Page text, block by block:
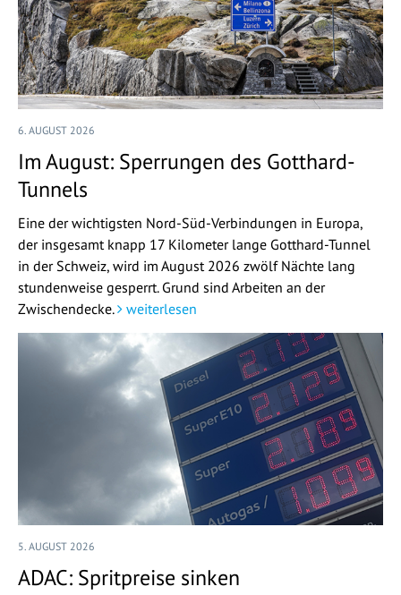
6. AUGUST 2026
Im August: Sperrungen des Gotthard-
Tunnels
Eine der wichtigsten Nord-Süd-Verbindungen in Europa,
der insgesamt knapp 17 Kilometer lange Gotthard-Tunnel
in der Schweiz, wird im August 2026 zwölf Nächte lang
stundenweise gesperrt. Grund sind Arbeiten an der
Zwischendecke.
weiterlesen
5. AUGUST 2026
ADAC: Spritpreise sinken